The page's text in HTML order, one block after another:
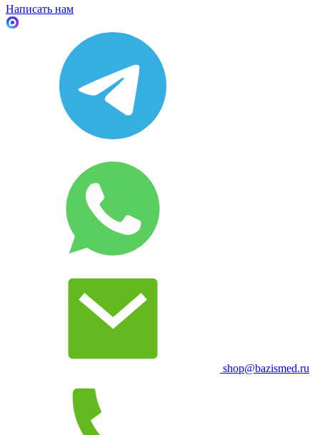
Написать нам
shop@bazismed.ru